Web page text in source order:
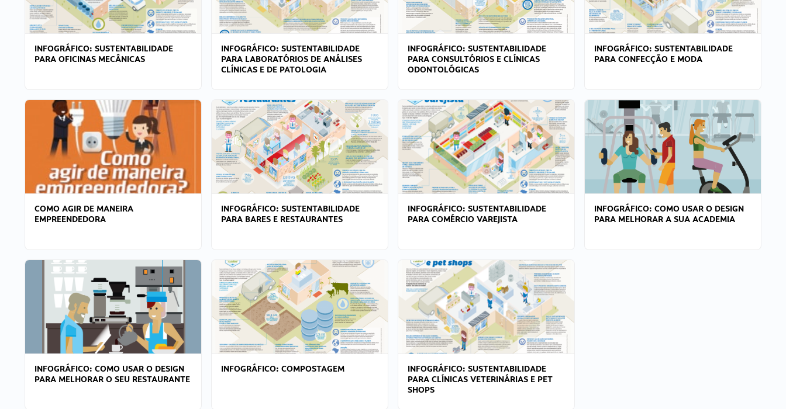
INFOGRÁFICO: SUSTENTABILIDADE
PARA OFICINAS MECÂNICAS
INFOGRÁFICO: SUSTENTABILIDADE
PARA LABORATÓRIOS DE ANÁLISES
CLÍNICAS E DE PATOLOGIA
INFOGRÁFICO: SUSTENTABILIDADE
PARA CONSULTÓRIOS E CLÍNICAS
ODONTOLÓGICAS
INFOGRÁFICO: SUSTENTABILIDADE
PARA CONFECÇÃO E MODA
COMO AGIR DE MANEIRA
EMPREENDEDORA
INFOGRÁFICO: SUSTENTABILIDADE
PARA BARES E RESTAURANTES
INFOGRÁFICO: SUSTENTABILIDADE
PARA COMÉRCIO VAREJISTA
INFOGRÁFICO: COMO USAR O DESIGN
PARA MELHORAR A SUA ACADEMIA
INFOGRÁFICO: COMO USAR O DESIGN
PARA MELHORAR O SEU RESTAURANTE
INFOGRÁFICO: COMPOSTAGEM
INFOGRÁFICO: SUSTENTABILIDADE
PARA CLÍNICAS VETERINÁRIAS E PET
SHOPS